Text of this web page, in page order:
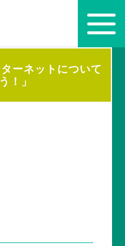
ーネットについて
！」